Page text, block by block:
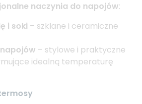
naczynia do napojów:
i soki – szklane i ceramiczne
– stylowe i praktyczne
idealną temperaturę